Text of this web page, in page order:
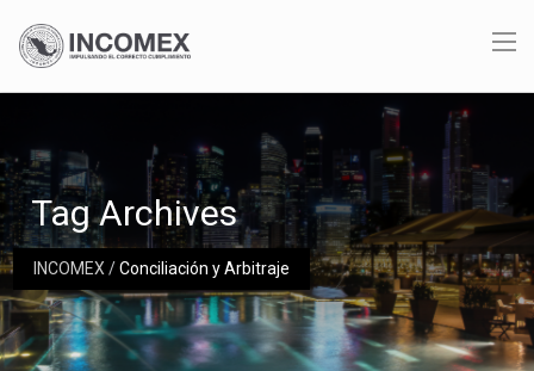
INCOMEX/Conciliación y Arbitraje
Tag Archives